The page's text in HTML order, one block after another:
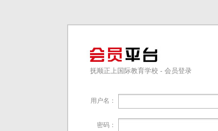
抚顺正上国际教育学校 - 会员登录
用户名：
密码：